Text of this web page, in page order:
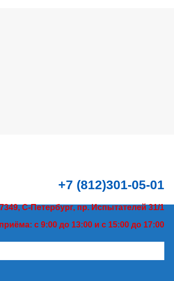
+7 (812)301-05-01
С-Петербург, пр. Испытателей 31/1
с 9:00 до 13:00 и с 15:00 до 17:00